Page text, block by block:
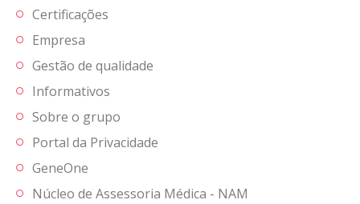
Certificações
Empresa
Gestão de qualidade
Informativos
Sobre o grupo
Portal da Privacidade
GeneOne
Núcleo de Assessoria Médica - NAM